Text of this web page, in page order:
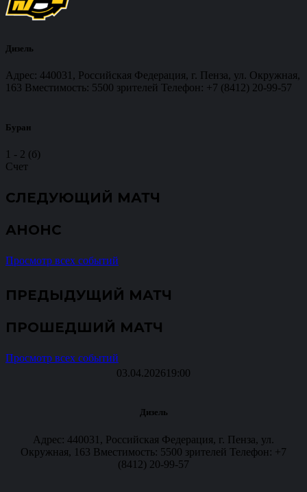
Дизель
Адрес: 440031, Российская Федерация, г. Пенза, ул. Окружная,
163 Вместимость: 5500 зрителей Телефон: +7 (8412) 20-99-57
Буран
1 - 2 (б)
Счет
СЛЕДУЮЩИЙ МАТЧ
АНОНС
Просмотр всех событий
ПРЕДЫДУЩИЙ МАТЧ
ПРОШЕДШИЙ МАТЧ
Просмотр всех событий
03.04.2026 19:00
Дизель
Адрес: 440031, Российская Федерация, г. Пенза, ул.
Окружная, 163 Вместимость: 5500 зрителей Телефон: +7
(8412) 20-99-57